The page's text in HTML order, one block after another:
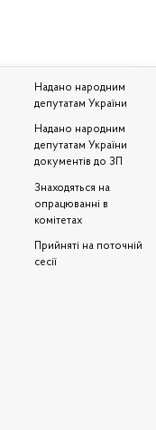
Надано народним
депутатам України
Надано народним
депутатам України
документів до ЗП
Знаходяться на
опрацюванні в
комітетах
Прийняті на поточній
сесії